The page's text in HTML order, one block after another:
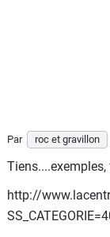
Par roc et gravillon
http://